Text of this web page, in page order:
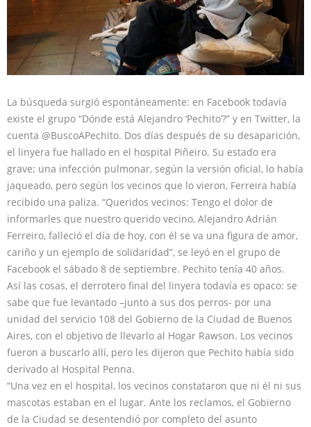
La búsqueda surgió espontáneamente: en Facebook todavía
existe el grupo “Dónde está Alejandro ‘Pechito’?” y en Twitter, la
cuenta @BuscoAPechito. Dos días después de su desaparición,
el linyera fue hallado en el hospital Piñeiro. Su estado era
grave; una infección pulmonar, según la versión oficial, lo había
jaqueado, pero según los vecinos que lo vieron, Ferreira había
recibido una paliza. “Queridos vecinos: Tengo el dolor de
informarles que nuestro querido vecino, Alejandro Adrián
Ferreiro, falleció el día de hoy, con él se va una figura de amor,
cariño y un ejemplo de solidaridad”, se leyó en el grupo de
Facebook el sábado 8 de septiembre. Pechito tenía 40 años.
Así las cosas, el derrotero final del linyera todavía es opaco: se
sabe que fue levantado –junto a sus dos perros- por una
unidad del servicio 108 del Gobierno de la Ciudad de Buenos
Aires, con el objetivo de llevarlo al Hogar Rawson. Los vecinos
fueron a buscarlo allí, pero les dijeron que Pechito había sido
derivado al Hospital Penna.
“Una vez en el hospital, los vecinos constataron que ni él ni sus
mascotas estaban en el lugar. Ante los reclamos, el Gobierno
de la Ciudad se desentendió por completo del asunto